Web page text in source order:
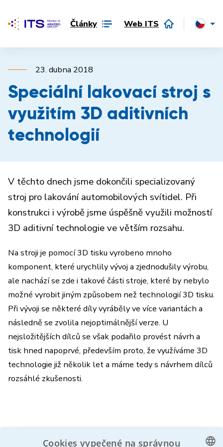
Články Web ITS
23. dubna 2018
Speciální lakovací stroj s
využitím 3D aditivních
technologií
V těchto dnech jsme dokončili specializovaný
stroj pro lakování automobilových svítidel. Při
konstrukci i výrobě jsme úspěšně využili možností
3D aditivní technologie ve větším rozsahu.
Na stroji je pomocí 3D tisku vyrobeno mnoho
komponent, které urychlily vývoj a zjednodušily výrobu,
ale nachází se zde i takové části stroje, které by nebylo
možné vyrobit jiným způsobem než technologií 3D tisku.
Při vývoji se některé díly vyráběly ve více variantách a
následně se zvolila nejoptimálnější verze. U
nejsložitějších dílců se však podařilo provést návrh a
tisk hned napoprvé, především proto, že využíváme 3D
technologie již několik let a máme tedy s návrhem dílců
rozsáhlé zkušenosti.
Cookies vypečené na správnou